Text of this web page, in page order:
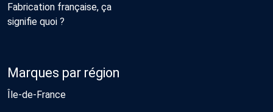
Fabrication française, ça
signifie quoi ?
Marques par région
Île-de-France